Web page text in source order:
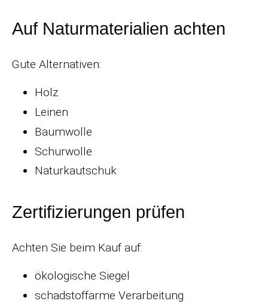
Auf Naturmaterialien achten
Gute Alternativen:
Holz
Leinen
Baumwolle
Schurwolle
Naturkautschuk
Zertifizierungen prüfen
Achten Sie beim Kauf auf:
ökologische Siegel
schadstoffarme Verarbeitung